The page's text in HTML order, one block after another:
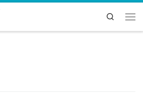
Search